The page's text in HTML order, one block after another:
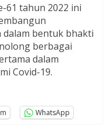
61 tahun 2022 ini
dalam bentuk bhakti
berbagai
dalam
Covid-19.
WhatsApp